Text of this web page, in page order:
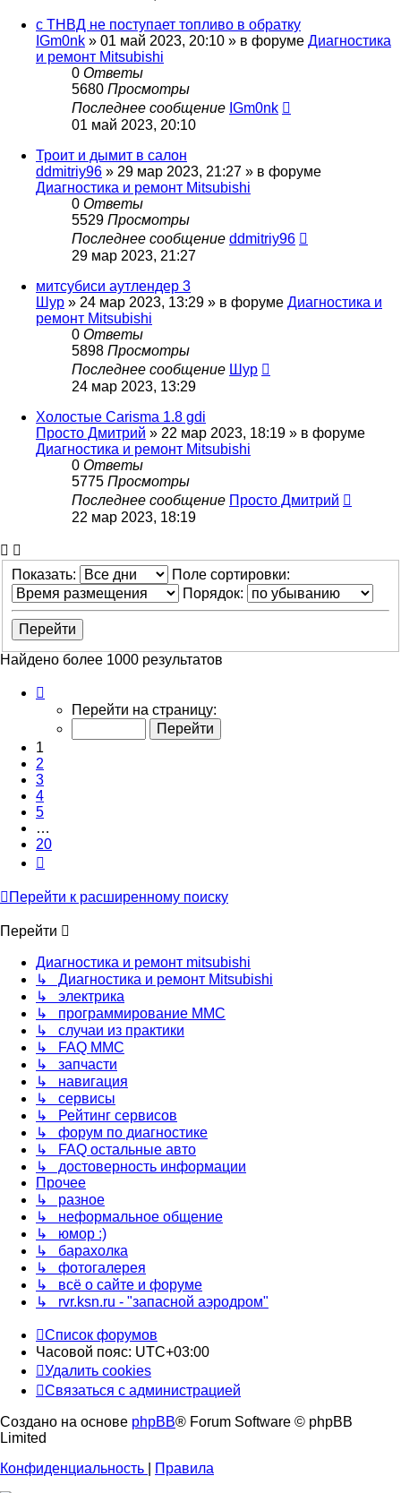
с ТНВД не поступает топливо в обратку
IGm0nk » 01 май 2023, 20:10 » в форуме Диагностика
и ремонт Mitsubishi
0 Ответы
5680 Просмотры
Последнее сообщение IGm0nk
01 май 2023, 20:10
Троит и дымит в салон
ddmitriy96 » 29 мар 2023, 21:27 » в форуме
Диагностика и ремонт Mitsubishi
0 Ответы
5529 Просмотры
Последнее сообщение ddmitriy96
29 мар 2023, 21:27
митсубиси аутлендер 3
Шур » 24 мар 2023, 13:29 » в форуме Диагностика и
ремонт Mitsubishi
0 Ответы
5898 Просмотры
Последнее сообщение Шур
24 мар 2023, 13:29
Холостые Carisma 1.8 gdi
Просто Дмитрий » 22 мар 2023, 18:19 » в форуме
Диагностика и ремонт Mitsubishi
0 Ответы
5775 Просмотры
Последнее сообщение Просто Дмитрий
22 мар 2023, 18:19
Показать:
Поле сортировки:
Порядок:
Найдено более 1000 результатов
Перейти на страницу:
1
2
3
4
5
…
20
Перейти к расширенному поиску
Перейти
Диагностика и ремонт mitsubishi
↳ Диагностика и ремонт Mitsubishi
↳ электрика
↳ программирование MMC
↳ случаи из практики
↳ FAQ MMC
↳ запчасти
↳ навигация
↳ сервисы
↳ Рейтинг сервисов
↳ форум по диагностике
↳ FAQ остальные авто
↳ достоверность информации
Прочее
↳ разное
↳ неформальное общение
↳ юмор :)
↳ барахолка
↳ фотогалерея
↳ всё о сайте и форуме
↳ rvr.ksn.ru - "запасной аэродром"
Список форумов
Часовой пояс: UTC+03:00
Удалить cookies
Связаться с администрацией
Создано на основе phpBB® Forum Software © phpBB
Limited
Конфиденциальность
Правила